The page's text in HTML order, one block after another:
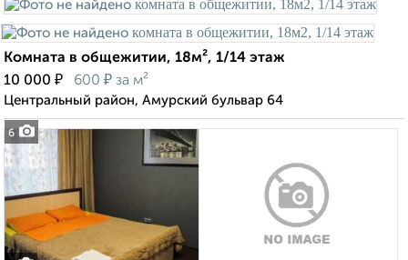
6
Комната в общежитии, 18м², 1/14 этаж
10 000 ₽ 600 ₽ за м²
Центральный район, Амурский бульвар 64